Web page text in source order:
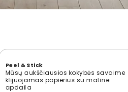
Peel & Stick
Mūsų aukščiausios kokybės savaime
klijuojamas popierius su matine
apdaila